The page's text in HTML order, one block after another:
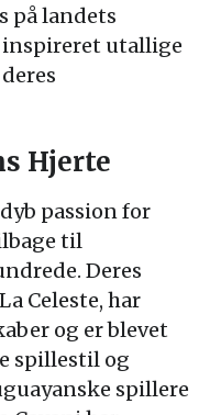
på landets
utallige
Hjerte
passion for
til
Deres
Celeste, har
og er blevet
spillestil og
spillere